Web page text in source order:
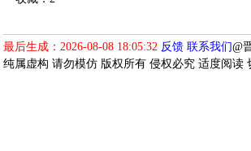
最后生成：2026-08-08 18:05:32 反馈 联系我们@
纯属虚构 请勿模仿 版权所有 侵权必究 适度阅读